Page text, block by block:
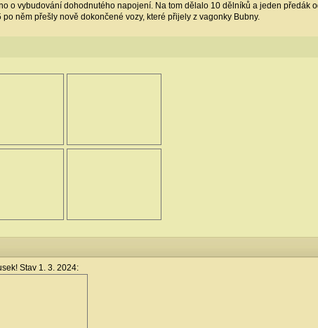
o vybudování dohodnutého napojení. Na tom dělalo 10 dělníků a jeden předák
něm přešly nově dokončené vozy, které přijely z vagonky Bubny.
Stav 1. 3. 2024: